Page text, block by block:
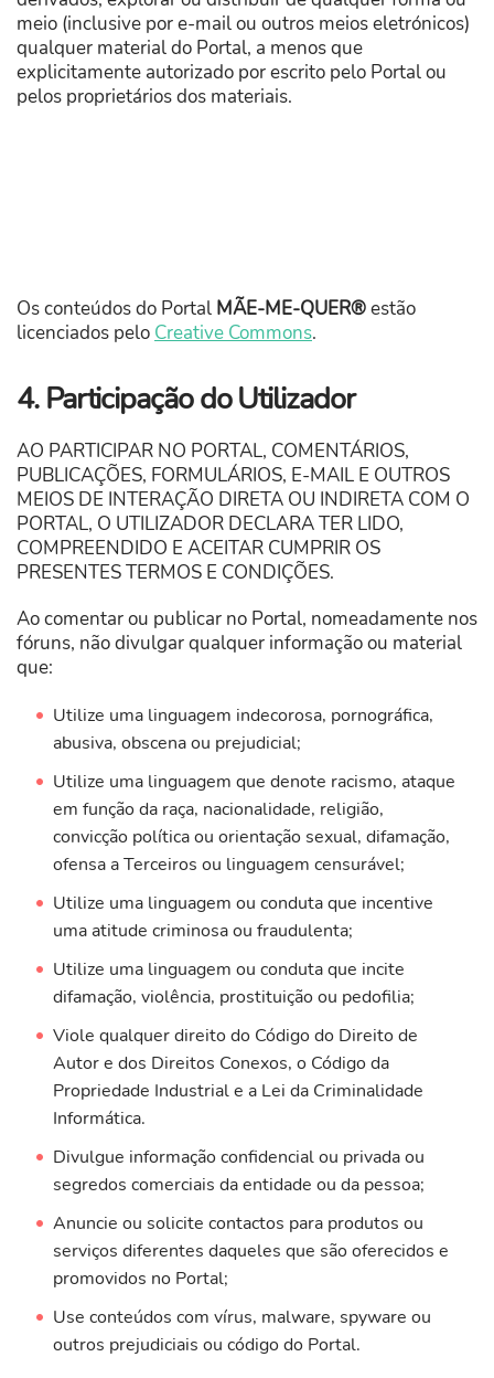
meio (inclusive por e-mail ou outros meios eletrónicos)
qualquer material do Portal, a menos que
explicitamente autorizado por escrito pelo Portal ou
pelos proprietários dos materiais.
Os conteúdos do Portal MÃE-ME-QUER®estão
licenciados pelo Creative Commons.
4. Participação do Utilizador
AO PARTICIPAR NO PORTAL, COMENTÁRIOS,
PUBLICAÇÕES, FORMULÁRIOS, E-MAIL E OUTROS
MEIOS DE INTERAÇÃO DIRETA OU INDIRETA COM O
PORTAL, O UTILIZADOR DECLARA TER LIDO,
COMPREENDIDO E ACEITAR CUMPRIR OS
PRESENTES TERMOS E CONDIÇÕES.
Ao comentar ou publicar no Portal, nomeadamente nos
fóruns, não divulgar qualquer informação ou material
que:
Utilize uma linguagem indecorosa, pornográfica,
abusiva, obscena ou prejudicial;
Utilize uma linguagem que denote racismo, ataque
em função da raça, nacionalidade, religião,
convicção política ou orientação sexual, difamação,
ofensa a Terceiros ou linguagem censurável;
Utilize uma linguagem ou conduta que incentive
uma atitude criminosa ou fraudulenta;
Utilize uma linguagem ou conduta que incite
difamação, violência, prostituição ou pedofilia;
Viole qualquer direito do Código do Direito de
Autor e dos Direitos Conexos, o Código da
Propriedade Industrial e a Lei da Criminalidade
Informática.
Divulgue informação confidencial ou privada ou
segredos comerciais da entidade ou da pessoa;
Anuncie ou solicite contactos para produtos ou
serviços diferentes daqueles que são oferecidos e
promovidos no Portal;
Use conteúdos com vírus, malware, spyware ou
outros prejudiciais ou código do Portal.